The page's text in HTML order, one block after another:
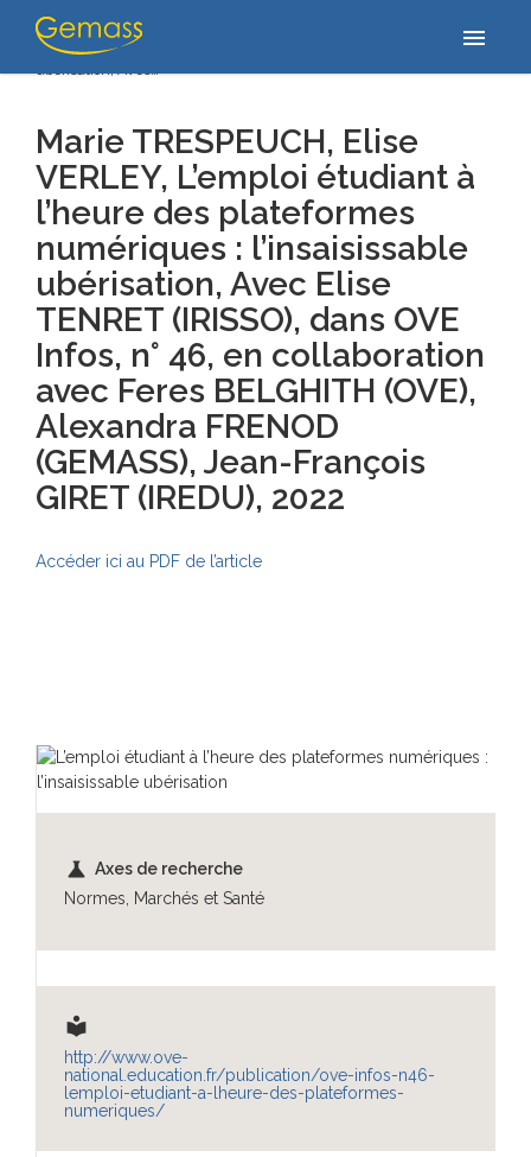
menu
Accueil/Publications
étudiant à l’heure des plateformes numériques : l’insaisissable
ubérisation, Avec…
Marie TRESPEUCH, Elise
VERLEY, L’emploi étudiant à
l’heure des plateformes
numériques : l’insaisissable
ubérisation, Avec Elise
TENRET (IRISSO), dans OVE
Infos, n° 46, en collaboration
avec Feres BELGHITH (OVE),
Alexandra FRENOD
(GEMASS), Jean-François
GIRET (IREDU), 2022
Accéder ici au PDF de l’article
science Axes de recherche
Normes, Marchés et Santé
local_library
http://www.ove-
national.education.fr/publication/ove-infos-n46-
lemploi-etudiant-a-lheure-des-plateformes-
numeriques/